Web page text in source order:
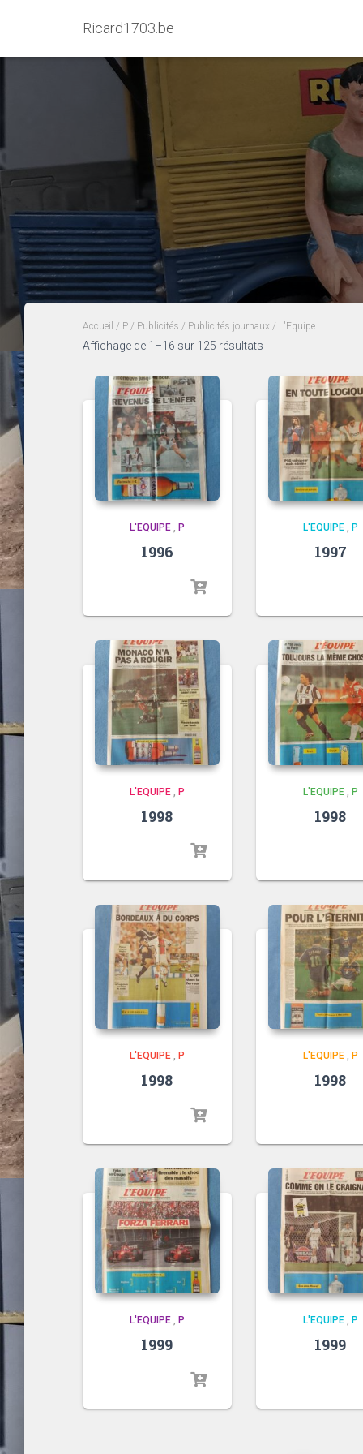
Ricard1703.be
Accueil / P / Publicités / Publicités journaux / L'Equipe
Affichage de 1–16 sur 125 résultats
L'EQUIPE, P
1996
L'EQUIPE, P
1997
L'EQUIPE, P
1998
L'EQUIPE, P
1998
L'EQUIPE, P
1998
L'EQUIPE, P
1998
L'EQUIPE, P
1999
L'EQUIPE, P
1999